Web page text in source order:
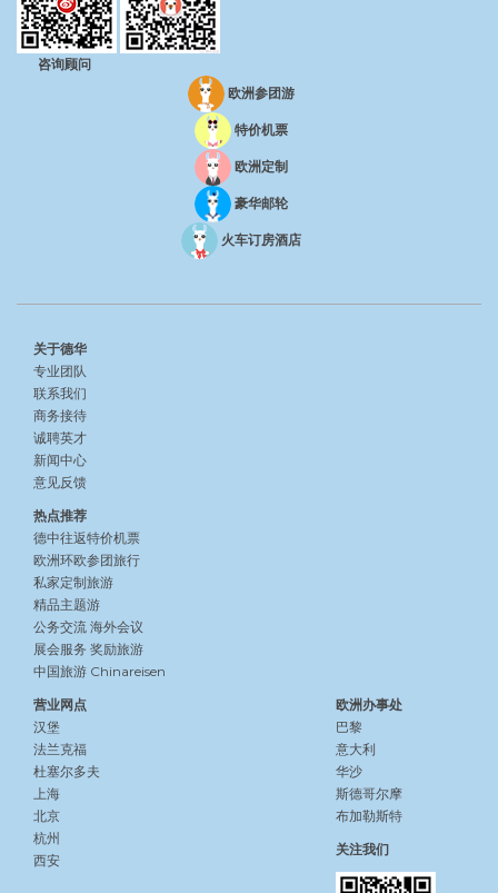
咨询顾问
欧洲参团游
特价机票
欧洲定制
豪华邮轮
火车订房酒店
关于德华
专业团队
联系我们
商务接待
诚聘英才
新闻中心
意见反馈
热点推荐
德中往返特价机票
欧洲环欧参团旅行
私家定制旅游
精品主题游
公务交流 海外会议
展会服务 奖励旅游
中国旅游 Chinareisen
营业网点
汉堡
法兰克福
杜塞尔多夫
上海
北京
杭州
西安
欧洲办事处
巴黎
意大利
华沙
斯德哥尔摩
布加勒斯特
关注我们